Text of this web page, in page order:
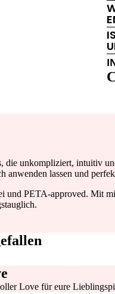
die unkompliziert, intuitiv
anwenden lassen und
und PETA-approved. Mit
Love für eure